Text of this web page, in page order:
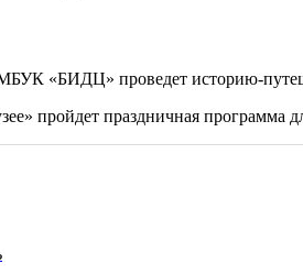
МБУК «БИДЦ» проведет историю-
пройдет праздничная программа